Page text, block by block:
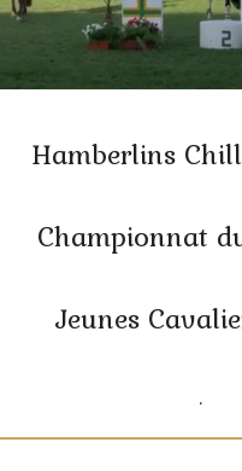
Hamberlins
Championnat
Jeunes
.